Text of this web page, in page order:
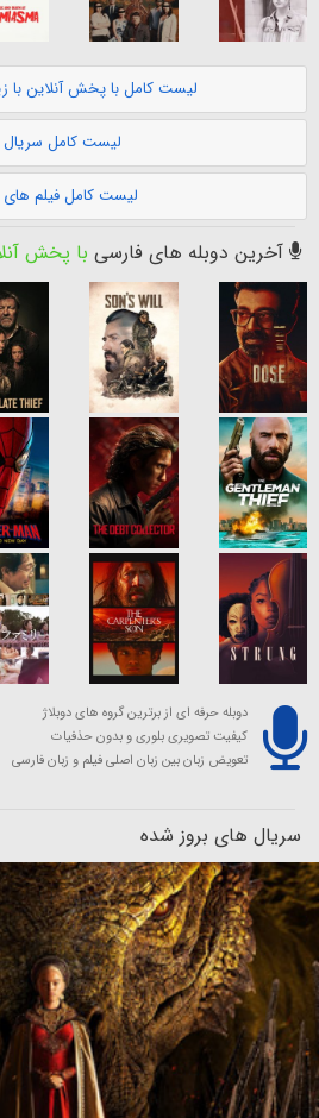
لیست کامل با پخش آنلاین با
لیست کامل سریال
لیست کامل فیلم های
آخرین دوبله های فارسی با پخش
دوبله حرفه ای از برترین گروه های دوبلاژ
کیفیت تصویری بلوری و بدون حذفیات
تعویض زبان بین زبان اصلی فیلم و زبان فارسی
سریال های بروز شده